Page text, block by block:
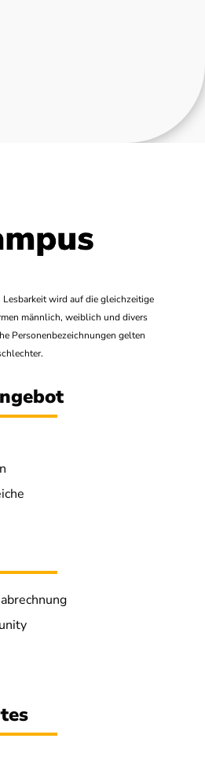
wird auf die gleichzeitige
männlich, weiblich und divers
Personenbezeichnungen gelten